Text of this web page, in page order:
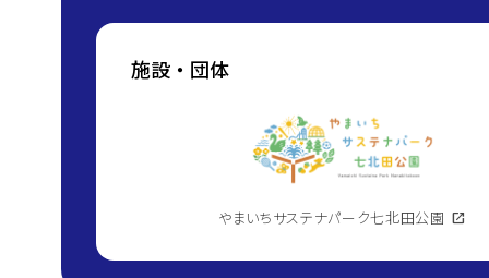
施設・団体
やまいちサステナパーク七北田公園 open_in_new